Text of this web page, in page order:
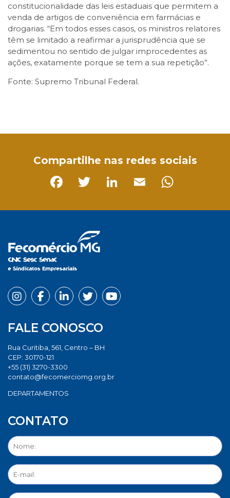
constitucionalidade das leis estaduais que permitem a
venda de artigos de conveniência em farmácias e
drogarias. “Em todos esses casos, os ministros relatores
têm se limitado a reafirmar a jurisprudência que se
sedimentou no sentido de julgar improcedentes as
ações, exatamente porque se tem a sua repetição”.
Fonte: Supremo Tribunal Federal.
Compartilhe nas redes sociais
FALE CONOSCO
Rua Curitiba, 561, Centro – BH
CEP: 30170-121
+55 (31) 3270-3300
contato@fecomerciomg.org.br
DEPARTAMENTOS
CONTATO